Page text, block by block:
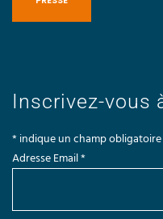
Inscrivez-vous
*indique un champ obligatoire
Adresse Email*